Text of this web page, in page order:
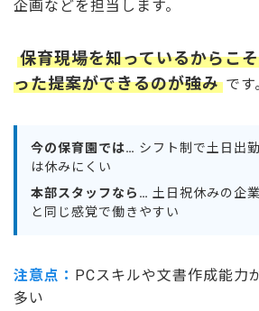
企画などを担当します。
保育現場を知っているからこ
った提案ができるのが強み です
今の保育園では… シフト制で土日出
は休みにくい
本部スタッフなら… 土日祝休みの企
と同じ感覚で働きやすい
注意点： PCスキルや文書作成能力
多い